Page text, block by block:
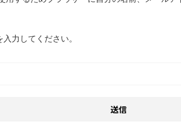
力してください。